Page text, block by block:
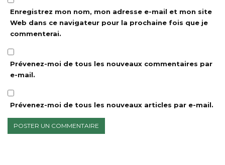
Enregistrez mon nom, mon adresse e-mail et mon site
Web dans ce navigateur pour la prochaine fois que je
commenterai.
Prévenez-moi de tous les nouveaux commentaires par
e-mail.
Prévenez-moi de tous les nouveaux articles par e-mail.